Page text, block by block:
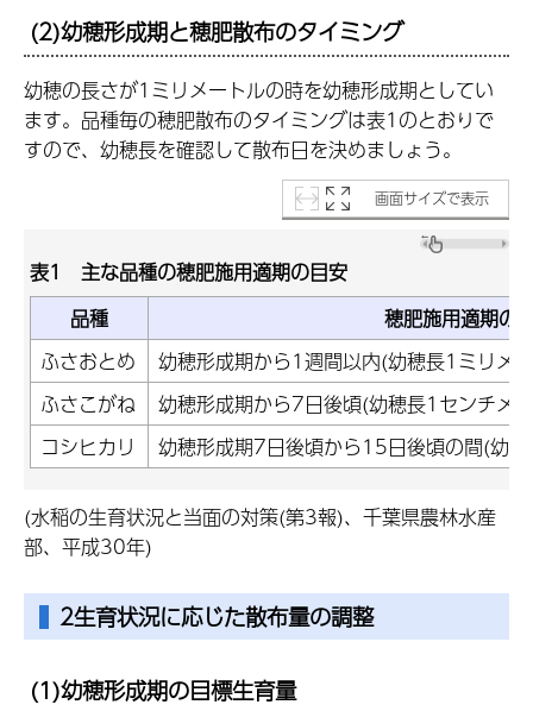
(2)幼穂形成期と穂肥散布のタイミング
幼穂の長さが1ミリメートルの時を幼穂形成期としてい
ます。品種毎の穂肥散布のタイミングは表1のとおりで
すので、幼穂長を確認して散布日を決めましょう。
画面サイズで表示
表1 主な品種の穂肥施用適期の目安
品種
穂肥施用適期の
ふさおとめ
幼穂形成期から1週間以内(幼穂長1ミリメ
ふさこがね
幼穂形成期から7日後頃(幼穂長1センチメ
コシヒカリ
幼穂形成期7日後頃から15日後頃の間(幼
(水稲の生育状況と当面の対策(第3報)、千葉県農林水産
部、平成30年)
2生育状況に応じた散布量の調整
(1)幼穂形成期の目標生育量